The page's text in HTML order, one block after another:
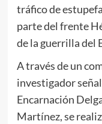
tráfico de
parte del frente
de la guerrilla del
A través de un
investigador
Encarnación
Martínez, se